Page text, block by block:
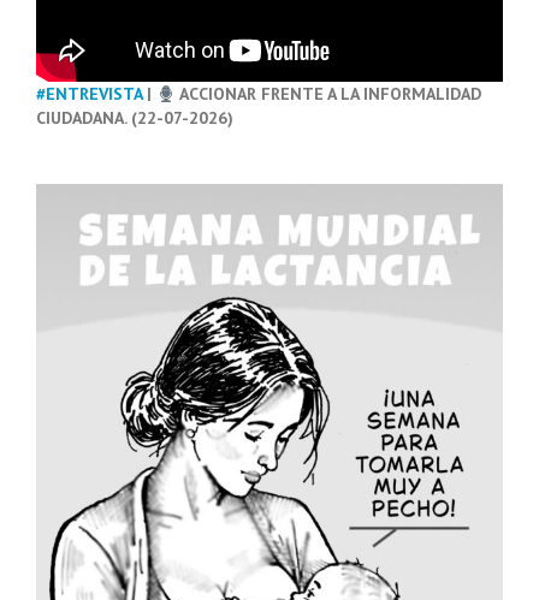
#ENTREVISTA|
ACCIONAR FRENTE A LA INFORMALIDAD
CIUDADANA. (22-07-2026)